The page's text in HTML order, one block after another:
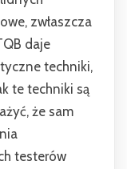
zwłaszcza
daje
techniki,
te techniki są
że sam
testerów